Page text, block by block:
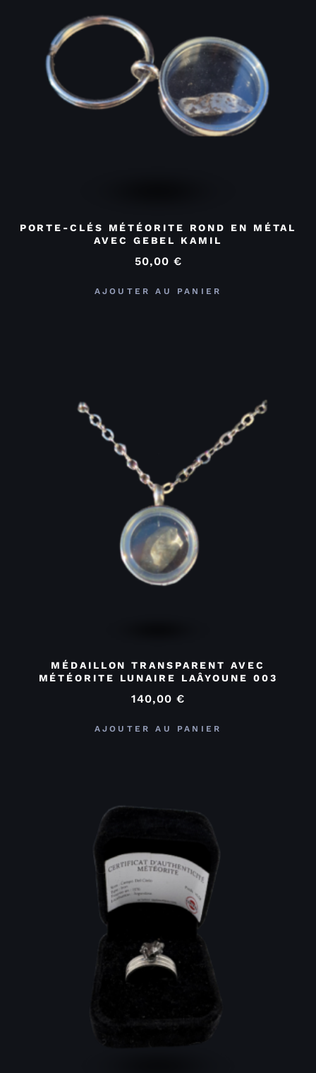
PORTE-CLÉS MÉTÉORITE ROND EN MÉTAL
AVEC GEBEL KAMIL
50,00 €
AJOUTER AU PANIER
MÉDAILLON TRANSPARENT AVEC
MÉTÉORITE LUNAIRE LAÂYOUNE 003
140,00 €
AJOUTER AU PANIER